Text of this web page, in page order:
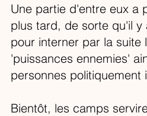
Une partie d'entre eux a
plus tard, de sorte qu'il y
pour interner par la suite
'puissances ennemies'
personnes politiquement
Bientôt, les camps